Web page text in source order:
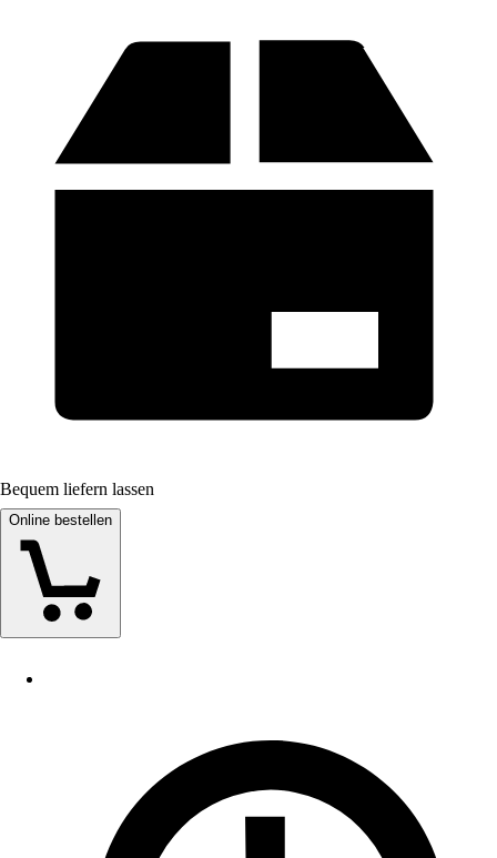
Bequem liefern lassen
Online bestellen